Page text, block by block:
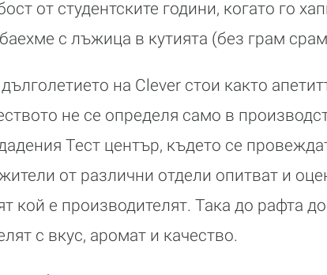
от студентските години, когато го
с лъжица в кутията (без грам
на Clever стои както
не се определя само в
Тест център, където се
от различни отдели опитват и
кой е производителят. Така до рафта
с вкус, аромат и качество.